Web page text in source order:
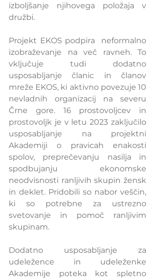
izboljšanje njihovega položaja v
družbi.
Projekt EKOS podpira  neformalno
izobraževanje na več ravneh. To
vključuje tudi dodatno
usposabljanje članic in članov
mreže EKOS, ki aktivno povezuje 10
nevladnih organizacij na severu
Črne gore. 16 prostovoljcev in
prostovoljk je v letu 2023 zaključilo
usposabljanje na projektni
Akademiji o pravicah enakosti
spolov, preprečevanju nasilja in
spodbujanju ekonomske
neodvisnosti ranljivih skupin žensk
in deklet. Pridobili so nabor veščin,
ki so potrebne za ustrezno
svetovanje in pomoč ranljivim
skupinam.
Dodatno usposabljanje za
udeležence in udeleženke
Akademije poteka kot spletno